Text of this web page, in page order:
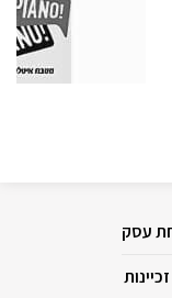
עסק
זכיינות